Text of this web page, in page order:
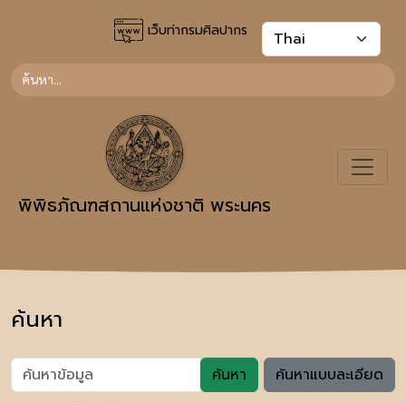
เว็บท่ากรมศิลปากร
พิพิธภัณฑสถานแห่งชาติ พระนคร
ค้นหา
ค้นหา ค้นหาแบบละเอียด